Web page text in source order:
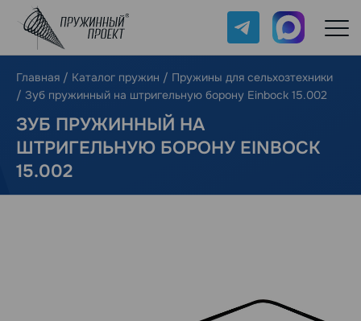
Telegram Max
Главная / Каталог пружин / Пружины для сельхозтехники
/ Зуб пружинный на штригельную борону Einbock 15.002
ЗУБ ПРУЖИННЫЙ НА
ШТРИГЕЛЬНУЮ БОРОНУ EINBOCK
15.002